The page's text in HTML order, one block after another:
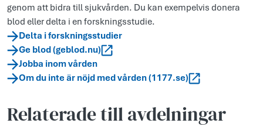
genom att bidra till sjukvården. Du kan exempelvis donera
blod eller delta i en forskningsstudie.
Delta i forskningsstudier
Ge blod (geblod.nu)
Jobba inom vården
Om du inte är nöjd med vården (1177.se)
Relaterade till avdelningar